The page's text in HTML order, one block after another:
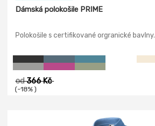
Dámská polokošile PRIME
Polokošile s certifikované orgranické bavlny.
od366 Kč
(-18% )